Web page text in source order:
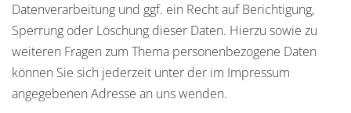
Datenverarbeitung und ggf. ein Recht auf Berichtigung,
Sperrung oder Löschung dieser Daten. Hierzu sowie zu
weiteren Fragen zum Thema personenbezogene Daten
können Sie sich jederzeit unter der im Impressum
angegebenen Adresse an uns wenden.